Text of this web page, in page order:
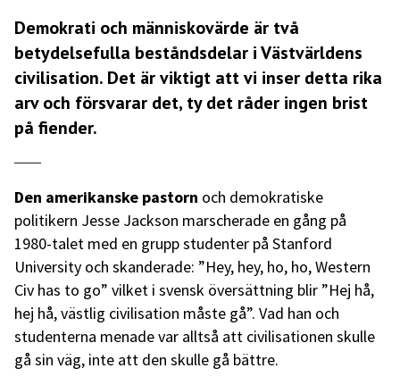
Demokrati och människovärde är två
betydelsefulla beståndsdelar i Västvärldens
civilisation. Det är viktigt att vi inser detta rika
arv och försvarar det, ty det råder ingen brist
på fiender.
Den amerikanske pastorn och demokratiske
politikern Jesse Jackson marscherade en gång på
1980-talet med en grupp studenter på Stanford
University och skanderade: ”Hey, hey, ho, ho, Western
Civ has to go” vilket i svensk översättning blir ”Hej hå,
hej hå, västlig civilisation måste gå”. Vad han och
studenterna menade var alltså att civilisationen skulle
gå sin väg, inte att den skulle gå bättre.